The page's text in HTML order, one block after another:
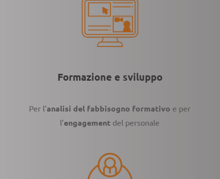
Formazione e sviluppo
Per l’analisi del fabbisogno formativo e per
l’engagement del personale